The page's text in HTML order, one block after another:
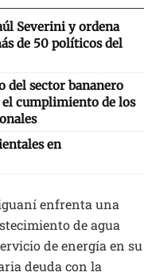
Severini y ordena
de 50 políticos del
del sector bananero
cumplimiento de los
en
enfrenta una
de agua
de energía en su
deuda con la